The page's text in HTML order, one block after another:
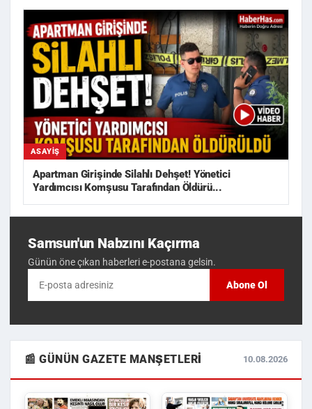
ASAYIŞ
Apartman Girişinde Silahlı Dehşet! Yönetici
Yardımcısı Komşusu Tarafından Öldürü...
Samsun'un Nabzını Kaçırma
Günün öne çıkan haberleri e-postana gelsin.
Abone Ol
📰 GÜNÜN GAZETE MANŞETLERI 10.08.2026